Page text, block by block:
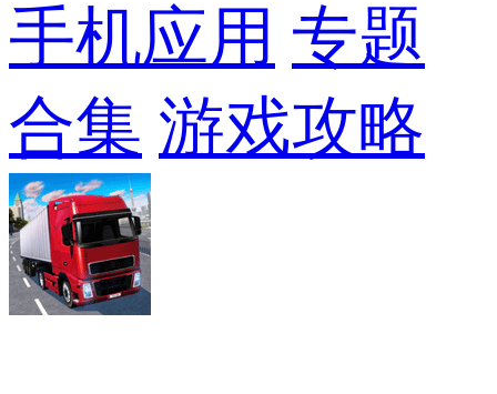
手机应用 专题
合集 游戏攻略